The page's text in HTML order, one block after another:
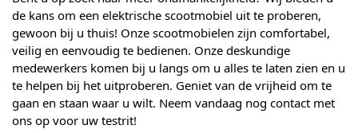
de kans om een elektrische scootmobiel uit te proberen,
gewoon bij u thuis! Onze scootmobielen zijn comfortabel,
veilig en eenvoudig te bedienen. Onze deskundige
medewerkers komen bij u langs om u alles te laten zien en u
te helpen bij het uitproberen. Geniet van de vrijheid om te
gaan en staan waar u wilt. Neem vandaag nog contact met
ons op voor uw testrit!